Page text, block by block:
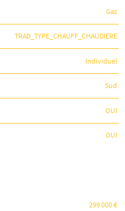
Gaz
TRAD_TYPE_CHAUFF_CHAUDIERE
Individuel
Sud
OUI
OUI
299 000 €